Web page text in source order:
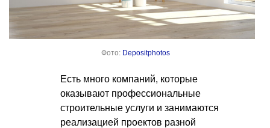
Фото: Depositphotos
Есть много компаний, которые
оказывают профессиональные
строительные услуги и занимаются
реализацией проектов разной